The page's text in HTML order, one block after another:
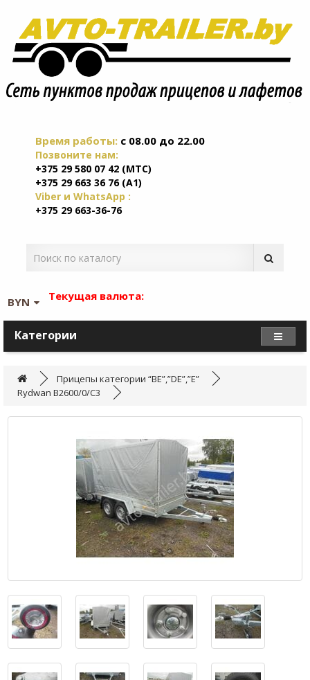
Время работы: c 08.00 до 22.00
Позвоните нам:
+375 29 580 07 42 (МТС)
+375 29 663 36 76 (А1)
Viber и WhatsApp :
+375 29 663-36-76
Текущая валюта:
BYN
Категории
Прицепы категории “BE”,”DE”,”E”
Rydwan B2600/0/C3